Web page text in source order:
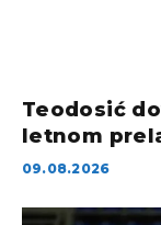
Teodosić
letnom
09.08.2026